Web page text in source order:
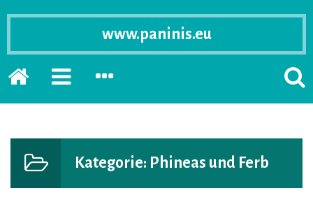
www.paninis.eu
Startseite
PRIMÄRE
ERWEITERN
SEKUNDÄRE
ERWEITERN
Kategorie: Phineas und Ferb